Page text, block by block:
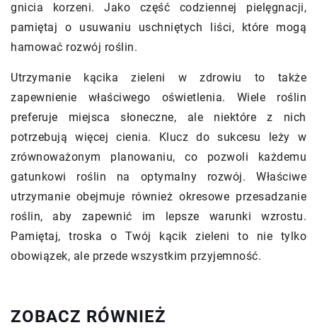
gnicia korzeni. Jako część codziennej pielęgnacji,
pamiętaj o usuwaniu uschniętych liści, które mogą
hamować rozwój roślin.
Utrzymanie kącika zieleni w zdrowiu to także
zapewnienie właściwego oświetlenia. Wiele roślin
preferuje miejsca słoneczne, ale niektóre z nich
potrzebują więcej cienia. Klucz do sukcesu leży w
zrównoważonym planowaniu, co pozwoli każdemu
gatunkowi roślin na optymalny rozwój. Właściwe
utrzymanie obejmuje również okresowe przesadzanie
roślin, aby zapewnić im lepsze warunki wzrostu.
Pamiętaj, troska o Twój kącik zieleni to nie tylko
obowiązek, ale przede wszystkim przyjemność.
ZOBACZ RÓWNIEŻ